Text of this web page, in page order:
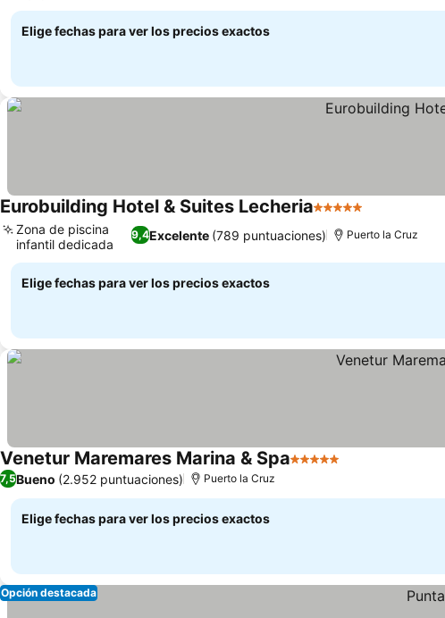
Elige fechas para ver los precios exactos
Eurobuilding Hotel & Suites Lecheria5 Estrellas
9,4Excelente (789 puntuaciones)
Zona de piscina
infantil dedicada
Puerto la Cruz
Elige fechas para ver los precios exactos
Venetur Maremares Marina & Spa5 Estrellas
7,5Bueno (2.952 puntuaciones) Puerto la Cruz
Elige fechas para ver los precios exactos
Opción destacada